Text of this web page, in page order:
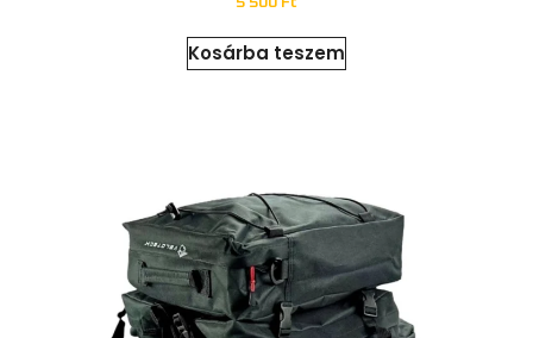
Kosárba teszem